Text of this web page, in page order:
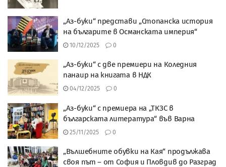
„Аз-буки“ представи „Стопанска история
на българите в Османската империя“
10/12/2025 0
„Аз-буки“ с две премиери на Коледния
панаир на книгата в НДК
04/12/2025 0
„Аз-буки“ с премиера на „ТКЗС в
българската литература“ във Варна
25/11/2025 0
„Вълшебните обувки на Кая“ продължава
своя път – от София и Пловдив до Разград